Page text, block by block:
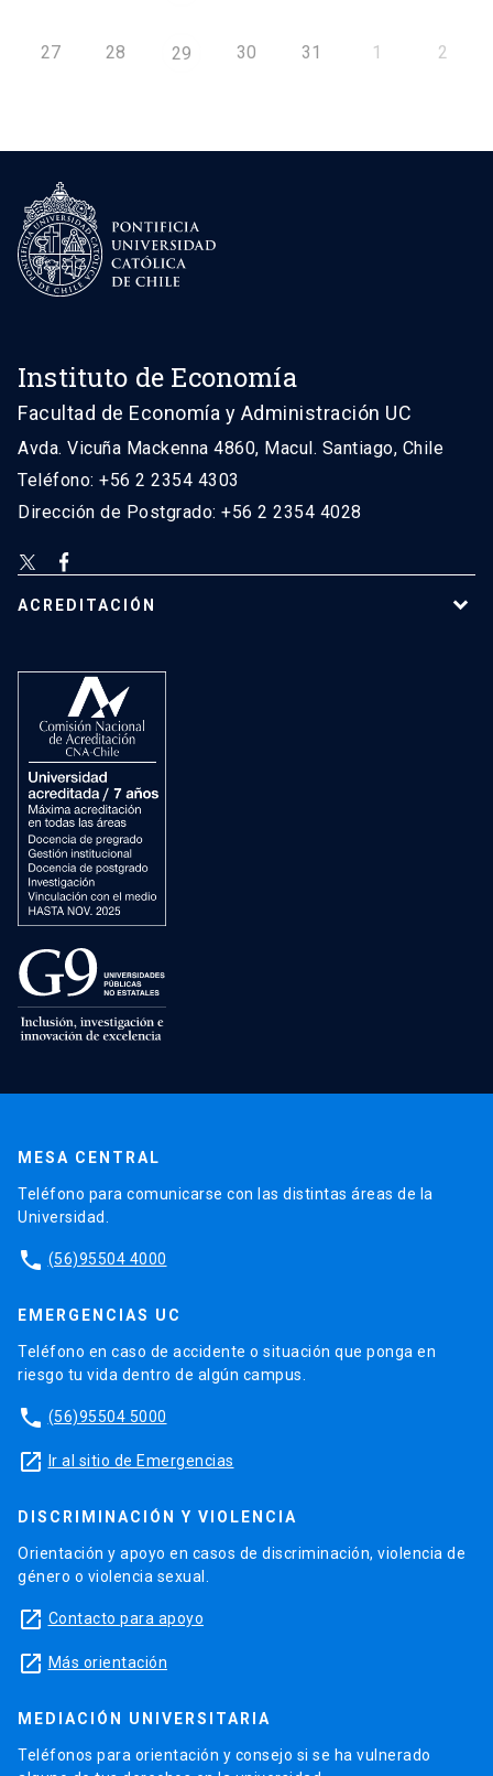
27 28 29 30 31 1 2
Instituto de Economía
Facultad de Economía y Administración UC
Avda. Vicuña Mackenna 4860, Macul. Santiago, Chile
Teléfono: +56 2 2354 4303
Dirección de Postgrado: +56 2 2354 4028
ACREDITACIÓN
MESA CENTRAL
Teléfono para comunicarse con las distintas áreas de la
Universidad.
phone (56)95504 4000
EMERGENCIAS UC
Teléfono en caso de accidente o situación que ponga en
riesgo tu vida dentro de algún campus.
phone (56)95504 5000
launch Ir al sitio de Emergencias
DISCRIMINACIÓN Y VIOLENCIA
Orientación y apoyo en casos de discriminación, violencia de
género o violencia sexual.
launch Contacto para apoyo
launch Más orientación
MEDIACIÓN UNIVERSITARIA
Teléfonos para orientación y consejo si se ha vulnerado